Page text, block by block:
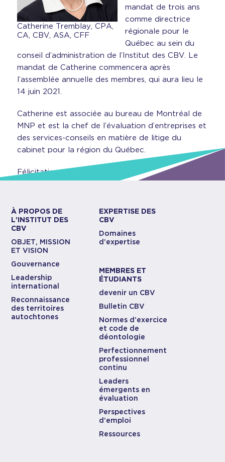
Catherine Tremblay, CPA,
CA, CBV, ASA, CFF
mandat de trois ans
comme directrice
régionale pour le
Québec au sein du
conseil d’administration de l’Institut des CBV. Le
mandat de Catherine commencera après
l’assemblée annuelle des membres, qui aura lieu le
14 juin 2021.
Catherine est associée au bureau de Montréal de
MNP et est la chef de l’évaluation d’entreprises et
des services-conseils en matière de litige du
cabinet pour la région du Québec.
Félicitations, Catherine!
À PROPOS DE
L’INSTITUT DES
CBV
OBJET, MISSION
ET VISION
Gouvernance
Leadership
international
Reconnaissance
des territoires
autochtones
EXPERTISE DES
CBV
Domaines
d’expertise
MEMBRES ET
ÉTUDIANTS
devenir un CBV
Bulletin CBV
Normes d’exercice
et code de
déontologie
Perfectionnement
professionnel
continu
Leaders
émergents en
évaluation
Perspectives
d’emploi
Ressources